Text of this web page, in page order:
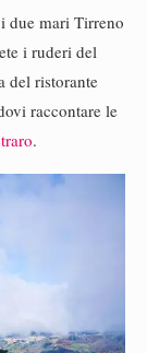
due mari Tirreno
i ruderi del
del ristorante
raccontare le
.